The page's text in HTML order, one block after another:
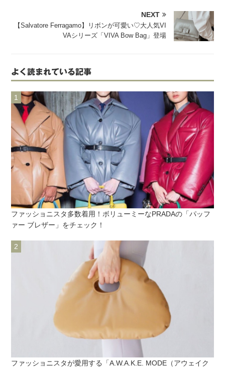
NEXT
【Salvatore Ferragamo】リボンが可愛い♡大人気VI
VAシリーズ「VIVA Bow Bag」登場
よく読まれている記事
ファッショニスタ多数着用！ボリューミーなPRADAの「パッフ
ァー ブレザー」をチェック！
ファッショニスタが愛用する「A.W.A.K.E. MODE（アウェイク